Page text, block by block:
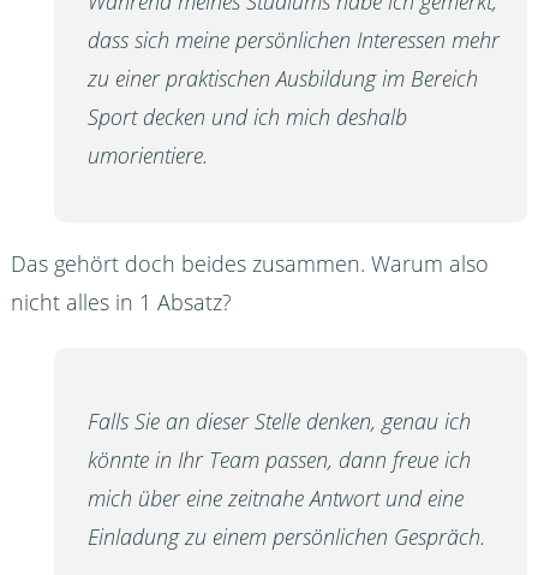
dass sich meine persönlichen Interessen mehr
zu einer praktischen Ausbildung im Bereich
Sport decken und ich mich deshalb
umorientiere.
Das gehört doch beides zusammen. Warum also
nicht alles in 1 Absatz?
Falls Sie an dieser Stelle denken, genau ich
könnte in Ihr Team passen, dann freue ich
mich über eine zeitnahe Antwort und eine
Einladung zu einem persönlichen Gespräch.